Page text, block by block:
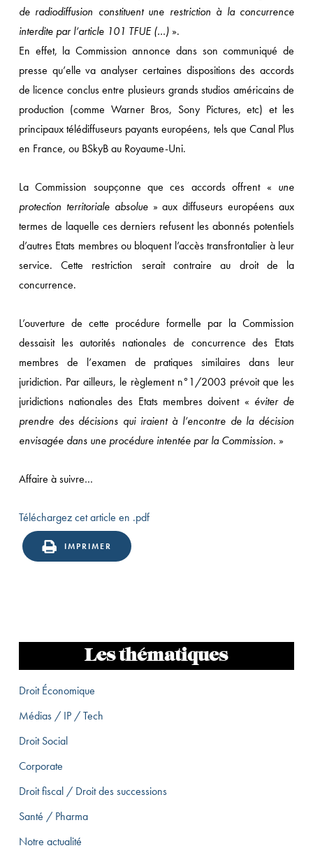
de radiodiffusion constituent une restriction à la concurrence
interdite par l’article 101 TFUE (…)».
En effet, la Commission annonce dans son communiqué de
presse qu’elle va analyser certaines dispositions des accords
de licence conclus entre plusieurs grands studios américains de
production (comme Warner Bros, Sony Pictures, etc) et les
principaux télédiffuseurs payants européens, tels que Canal Plus
en France, ou BSkyB au Royaume-Uni.
La Commission soupçonne que ces accords offrent « une
protection territoriale absolue» aux diffuseurs européens aux
termes de laquelle ces derniers refusent les abonnés potentiels
d’autres Etats membres ou bloquent l’accès transfrontalier à leur
service. Cette restriction serait contraire au droit de la
concurrence.
L’ouverture de cette procédure formelle par la Commission
dessaisit les autorités nationales de concurrence des Etats
membres de l’examen de pratiques similaires dans leur
juridiction. Par ailleurs, le règlement n°1/2003 prévoit que les
juridictions nationales des Etats membres doivent « éviter de
prendre des décisions qui iraient à l’encontre de la décision
envisagée dans une procédure intentée par la Commission. »
Affaire à suivre…
Téléchargez cet article en .pdf
IMPRIMER
Les thématiques
Droit Économique
Médias / IP / Tech
Droit Social
Corporate
Droit fiscal / Droit des successions
Santé / Pharma
Notre actualité